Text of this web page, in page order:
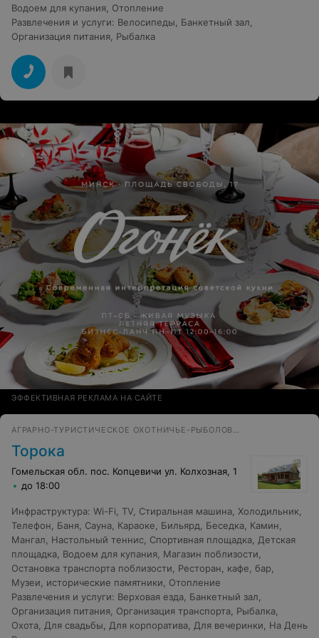
Водоем для купания Отопление
Развлечения и услуги: Велосипеды Банкетный зал
Организация питания Рыбалка
ЭФФЕКТИВНАЯ РЕКЛАМА НА САЙТЕ
АГРАРНО-ТУРИСТИЧЕСКОЕ ОХОТНИЧЬЕ-РЫБОЛОВНОЕ ХОЗЯЙСТВО
Торока
Гомельская обл. пос. Копцевичи ул. Колхозная, 1
до 18:00
Инфраструктура: Wi-Fi, TV, Стиральная машина, Холодильник,
Телефон, Баня, Сауна, Караоке, Бильярд, Беседка, Камин,
Мангал, Настольный теннис, Спортивная площадка, Детская
площадка, Водоем для купания, Магазин поблизости,
Остановка транспорта поблизости, Ресторан, кафе, бар,
Музеи, исторические памятники, Отопление
Развлечения и услуги: Верховая езда, Банкетный зал,
Организация питания, Организация транспорта, Рыбалка,
Охота, Для свадьбы, Для корпоратива, Для вечеринки, На День